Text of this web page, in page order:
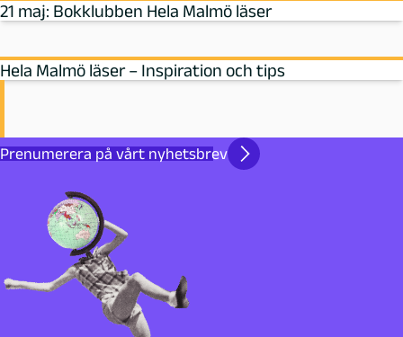
21 maj: Bokklubben Hela Malmö läser
Hela Malmö läser – Inspiration och tips
Prenumerera på vårt nyhetsbrev